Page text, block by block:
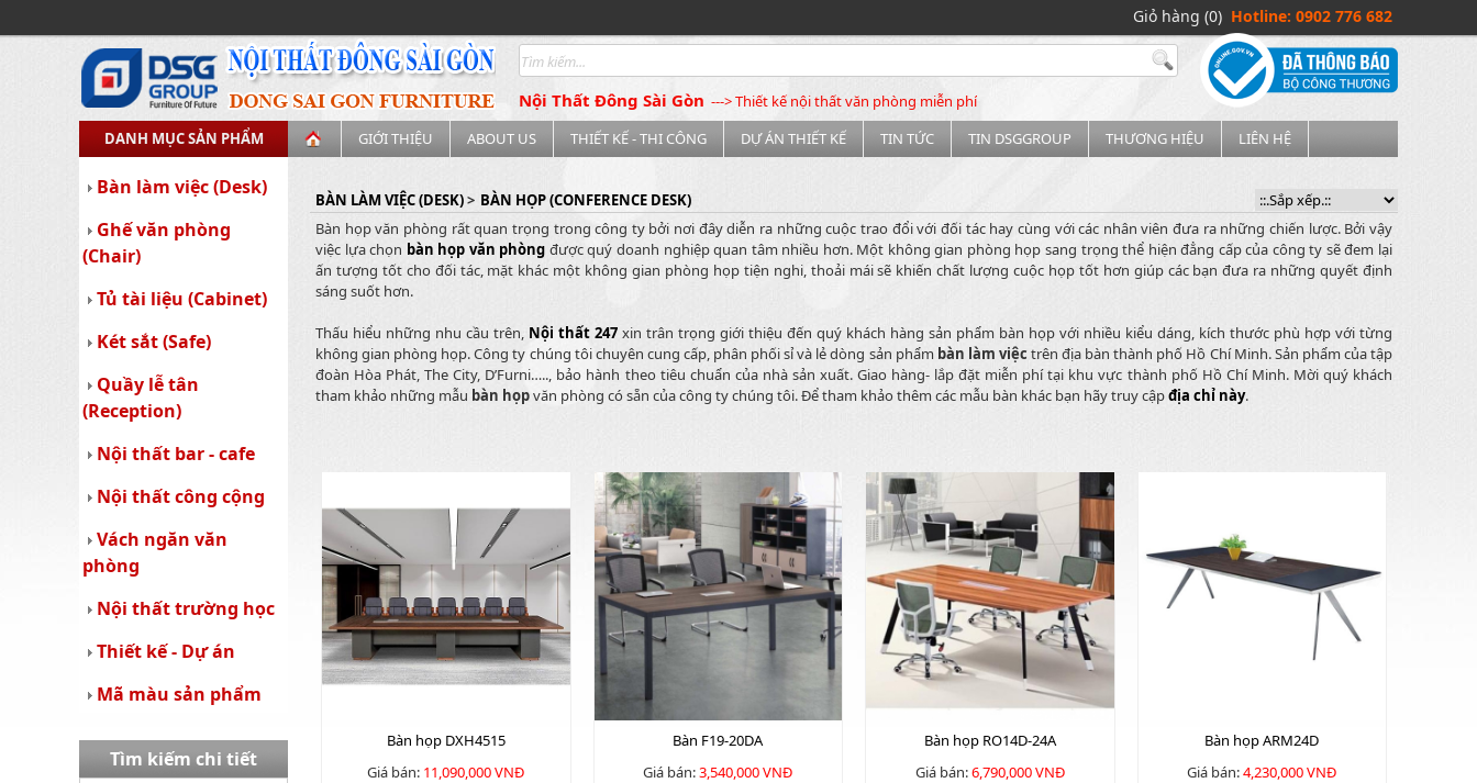
Giỏ hàng (0) Hotline: 0902 776 682
Nội Thất Đông Sài Gòn ---> Thiết kế nội thất văn phòng miễn phí
GIỚI THIỆU
ABOUT US THIẾT KẾ - THI CÔNG DỰ ÁN THIẾT KẾ TIN TỨC TIN DSGGROUP THƯƠNG HIỆU LIÊN HỆ
DANH MỤC SẢN PHẨM
Bàn làm việc (Desk)
Ghế văn phòng
(Chair)
Tủ tài liệu (Cabinet)
Két sắt (Safe)
Quầy lễ tân
(Reception)
Nội thất bar - cafe
Nội thất công cộng
Vách ngăn văn
phòng
Nội thất trường học
Thiết kế - Dự án
Mã màu sản phẩm
Tìm kiếm chi tiết
BÀN LÀM VIỆC (DESK)> BÀN HỌP (CONFERENCE DESK)
Bàn họp văn phòng rất quan trọng trong công ty bởi nơi đây diễn ra những cuộc trao đổi với đối tác hay cùng với các nhân viên đưa ra những chiến lược. Bởi vậy
việc lựa chọn bàn họp văn phòng được quý doanh nghiệp quan tâm nhiều hơn. Một không gian phòng họp sang trọng thể hiện đẳng cấp của công ty sẽ đem lại
ấn tượng tốt cho đối tác, mặt khác một không gian phòng họp tiện nghi, thoải mái sẽ khiến chất lượng cuộc họp tốt hơn giúp các bạn đưa ra những quyết định
sáng suốt hơn.
Thấu hiểu những nhu cầu trên, Nội thất 247 xin trân trọng giới thiệu đến quý khách hàng sản phẩm bàn họp với nhiều kiểu dáng, kích thước phù hợp với từng
không gian phòng họp. Công ty chúng tôi chuyên cung cấp, phân phối sỉ và lẻ dòng sản phẩm bàn làm việc trên địa bàn thành phố Hồ Chí Minh. Sản phẩm của tập
đoàn Hòa Phát, The City, D’Furni….., bảo hành theo tiêu chuẩn của nhà sản xuất. Giao hàng- lắp đặt miễn phí tại khu vực thành phố Hồ Chí Minh. Mời quý khách
tham khảo những mẫu bàn họpvăn phòng có sẵn của công ty chúng tôi. Để tham khảo thêm các mẫu bàn khác bạn hãy truy cậpđịa chỉ này.
Bàn họp DXH4515
Giá bán: 11,090,000 VNĐ
Bàn F19-20DA
Giá bán:3,540,000 VNĐ
Bàn họp RO14D-24A
Giá bán:6,790,000 VNĐ
Bàn họp ARM24D
Giá bán:4,230,000 VNĐ